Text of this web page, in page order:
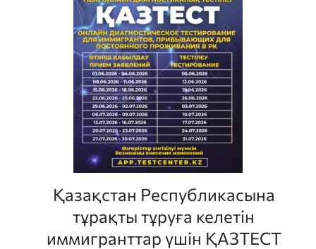
Қазақстан Республикасына
тұрақты тұруға келетін
иммигранттар үшін ҚАЗТЕСТ